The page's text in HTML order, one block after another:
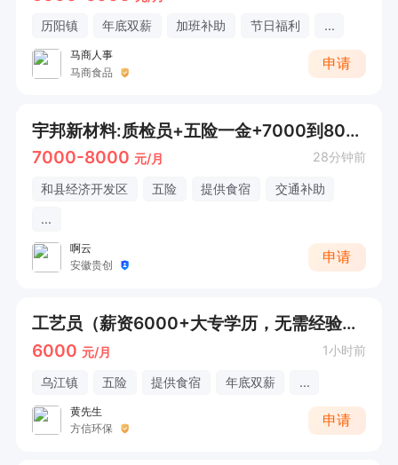
历阳镇 年底双薪 加班补助 节日福利 ...
马商人事
马商食品
申请
宇邦新材料:质检员+五险一金+7000到8000综合薪资+要求有质检经验
7000-8000 元/月 28分钟前
和县经济开发区 五险 提供食宿
交通补助
...
啊云
安徽贵创
申请
工艺员（薪资6000+大专学历，无需经验，五险）
6000 元/月 1小时前
乌江镇 五险 提供食宿 年底双薪 ...
黄先生
方信环保
申请